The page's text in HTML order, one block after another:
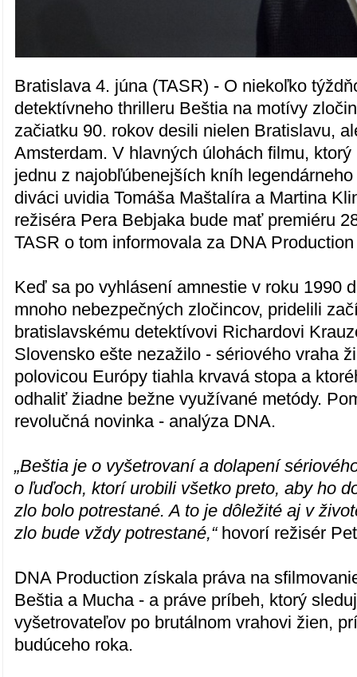
Bratislava 4. júna (TASR) - O niekoľko
detektívneho thrilleru Beštia na motívy
začiatku 90. rokov desili nielen Bratislavu,
Amsterdam. V hlavných úlohách filmu,
jednu z najobľúbenejších kníh
diváci uvidia Tomáša Maštalíra a Martina
režiséra Pera Bebjaka bude mať premiéru
TASR o tom informovala za DNA
Keď sa po vyhlásení amnestie v roku 1990
mnoho nebezpečných zločincov, pridelili
bratislavskému detektívovi Richardovi
Slovensko ešte nezažilo - sériového vraha
polovicou Európy tiahla krvavá stopa a
odhaliť žiadne bežne využívané metódy.
revolučná novinka - analýza DNA.
„Beštia je o vyšetrovaní a dolapení
o ľuďoch, ktorí urobili všetko preto, aby ho
zlo bolo potrestané. A to je dôležité aj v
zlo bude vždy potrestané,“hovorí režisér
DNA Production získala práva na
Beštia a Mucha - a práve príbeh, ktorý
vyšetrovateľov po brutálnom vrahovi žien,
budúceho roka.